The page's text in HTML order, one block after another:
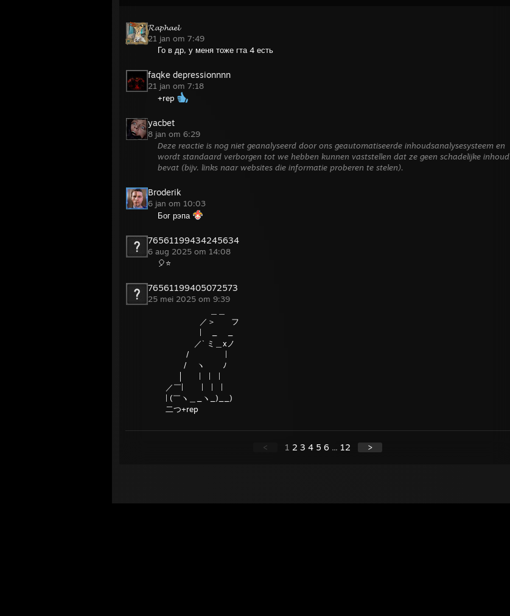
𝓡𝓪𝓹𝓱𝓪𝓮𝓵
21 jan om 7:49
Го в др, у меня тоже гта 4 есть
faqke depressionnnn
21 jan om 7:18
+rep
yacbet
8 jan om 6:29
Deze reactie is nog niet geanalyseerd door ons geautomatiseerde inhoudsanalysesysteem en
wordt standaard verborgen tot we hebben kunnen vaststellen dat ze geen schadelijke inhoud
bevat (bijv. links naar websites die informatie proberen te stelen).
Broderik
6 jan om 10:03
Бог рэпа
76561199434245634
6 aug 2025 om 14:08
🎈⭐
76561199405072573
25 mei 2025 om 9:39
／＞ フ
／` ミ＿xノ
/ |
/ ヽ ﾉ
／￣| | | |
| (￣ヽ＿_ヽ_)__)
二つ+rep
< 1 2 3 4 5 6 ... 12 >